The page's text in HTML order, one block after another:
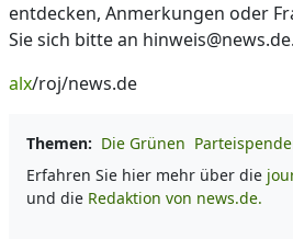
entdecken, Anmerkungen oder
Sie sich bitte an
alx/roj/news.de
Themen: Die Grünen
Erfahren Sie hier mehr über die
und die Redaktion von news.de.